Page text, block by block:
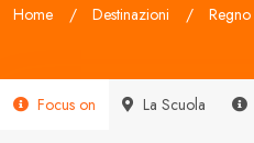
Home Destinazioni
Focus on La Scuola